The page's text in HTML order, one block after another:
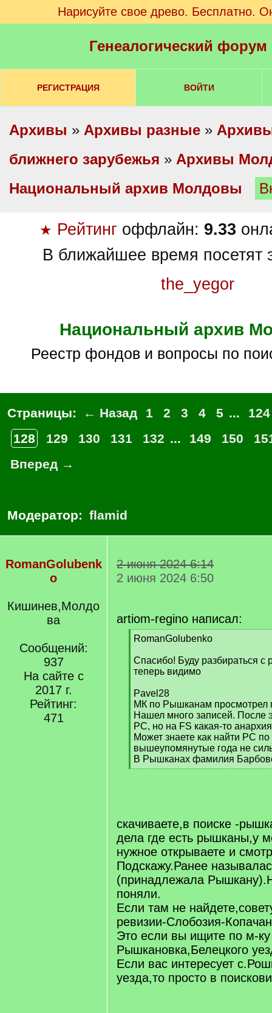
Нарисуйте свое древо. Бесплатно.
Генеалогический
РЕГИСТРАЦИЯ ВОЙТИ
Архивы » Архивы разные »
ближнего зарубежья » Архивы
Национальный архив Молдовы
★ Рейтинг оффлайн: 9.33
В ближайшее время посетят
the_yegor
Национальный архив
реестр фондов и вопросы по
Страницы: ← Назад 1 2 3 4 5 ...
124
128
129 130 131 132 ... 149 150
Вперед →
Модератор: flamid
RomanGolubenk
o
Кишинев,Молдо
ва
Сообщений:
937
На сайте с
2017 г.
Рейтинг:
471
2 июня 2024 6:14
2 июня 2024 6:50
artiom-regino написал:
[
]
RomanGolubenko
Спасибо! Буду разбираться с
теперь видимо
Pavel28
МК по Рышканам просмотрел
Нашел много записей. После
РС, но на FS какая-то
Может знаете как найти РС
вышеупомянутые года не
В Рышканах фамилия
[
скачиваете,в поиске -
дела где есть рышканы,у
нужное открываете и
Подскажу.Ранее
(принадлежала
поняли.
Если там не
ревизии-Слобозия-
Это если вы ищите по м-ку
Рышкановка,Белецкого
Если вас интересует
уезда,то просто в